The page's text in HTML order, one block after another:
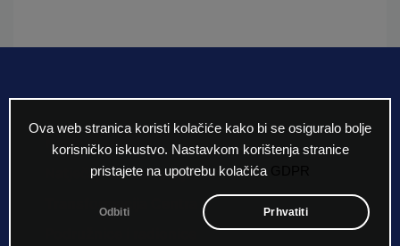
Ova web stranica koristi kolačiće kako bi se osiguralo bolje
korisničko iskustvo. Nastavkom korištenja stranice
pristajete na upotrebu kolačića
Odbiti Prhvatiti
Naslovna
Natječaji za radna mjesta
Transformacija Centra